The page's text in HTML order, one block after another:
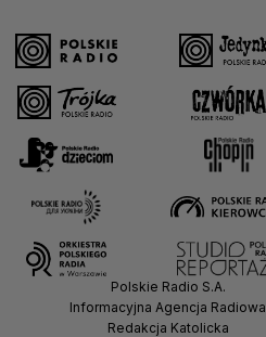
Polskie Radio S.A.
Informacyjna Agencja Radiowa
Redakcja Katolicka